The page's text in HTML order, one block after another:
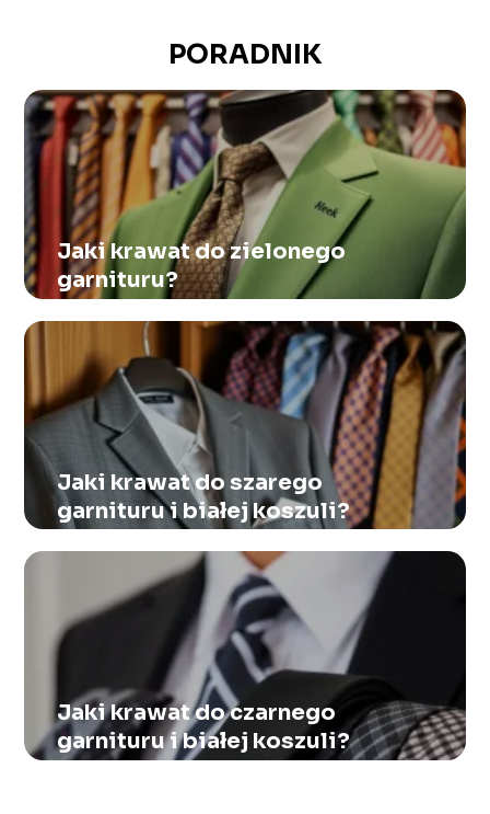
PORADNIK
Jaki krawat do zielonego
garnituru?
Jaki krawat do szarego
garnituru i białej koszuli?
Jaki krawat do czarnego
garnituru i białej koszuli?